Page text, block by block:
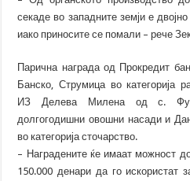
секаде во западните земји е
иако приносите се помали – рече
Парична награда од Прокредит
Банско, Струмица во категорија
ИЗ Делева Милена од с.
долгогодишни овошни насади и
во категорија сточарство.
– Наградените ќе имаат можност
150.000 денари да го искористат